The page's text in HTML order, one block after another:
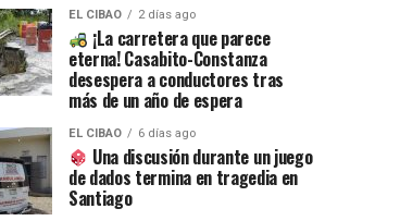
EL CIBAO 2 días ago
¡La carretera que parece
eterna! Casabito-Constanza
desespera a conductores tras
más de un año de espera
EL CIBAO 6 días ago
Una discusión durante un juego
de dados termina en tragedia en
Santiago